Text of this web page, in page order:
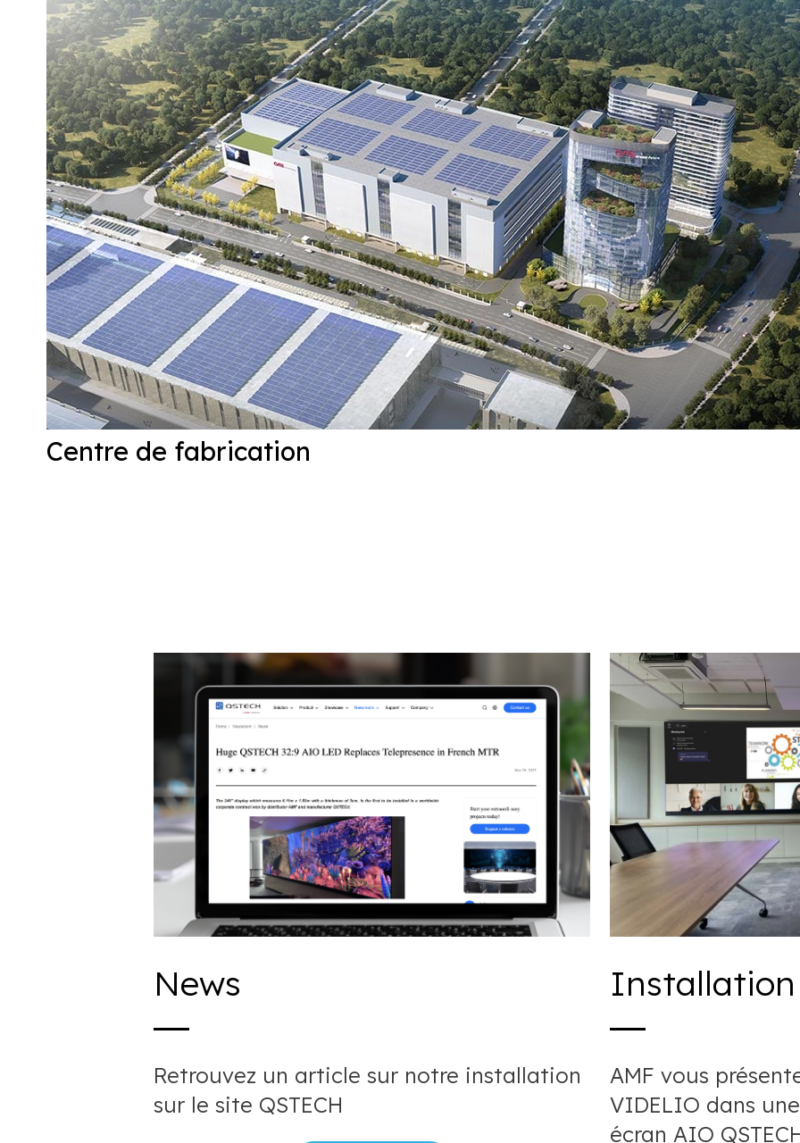
Centre de fabrication
News
Retrouvez un article sur notre installation
sur le site QSTECH
Installation
AMF vous
VIDELIO dans
écran AIO